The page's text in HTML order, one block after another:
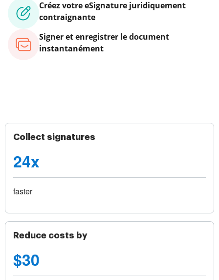
Créez votre eSignature juridiquement
contraignante
Signer et enregistrer le document
instantanément
Collect signatures
24x
faster
Reduce costs by
$30